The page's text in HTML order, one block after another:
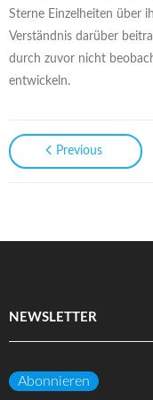
Sterne Einzelheiten über
Verständnis darüber
durch zuvor nicht
entwickeln.
Previous
NEWSLETTER
Abonnieren